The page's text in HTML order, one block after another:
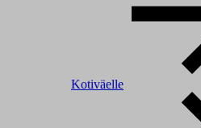
Kotiväelle